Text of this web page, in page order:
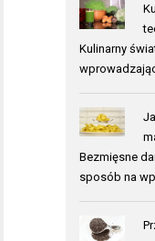
Kulinarny
Bezmięsne
sposób na